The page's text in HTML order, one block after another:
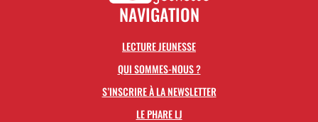
NAVIGATION
LECTURE JEUNESSE
QUI SOMMES-NOUS ?
S’INSCRIRE À LA NEWSLETTER
LE PHARE LJ